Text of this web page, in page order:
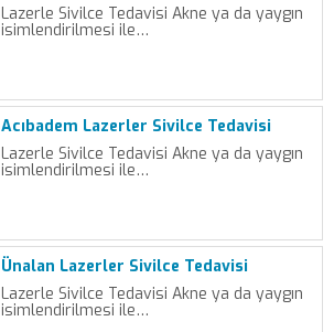
Lazerle Sivilce Tedavisi Akne ya da yaygın
isimlendirilmesi ile…
Acıbadem Lazerler Sivilce Tedavisi
Lazerle Sivilce Tedavisi Akne ya da yaygın
isimlendirilmesi ile…
Ünalan Lazerler Sivilce Tedavisi
Lazerle Sivilce Tedavisi Akne ya da yaygın
isimlendirilmesi ile…